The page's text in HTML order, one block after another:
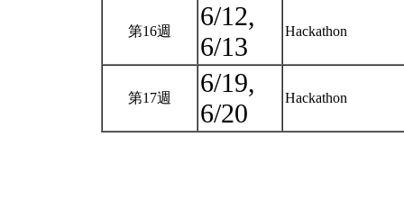
第16週
6/12,
6/13
Hackathon
第17週
6/19,
6/20
Hackathon